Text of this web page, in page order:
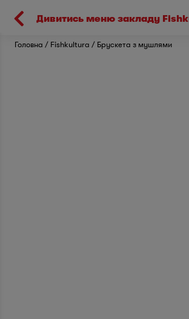
Головна Fishkultura Брускета з мушлями
Дивитись меню закладу